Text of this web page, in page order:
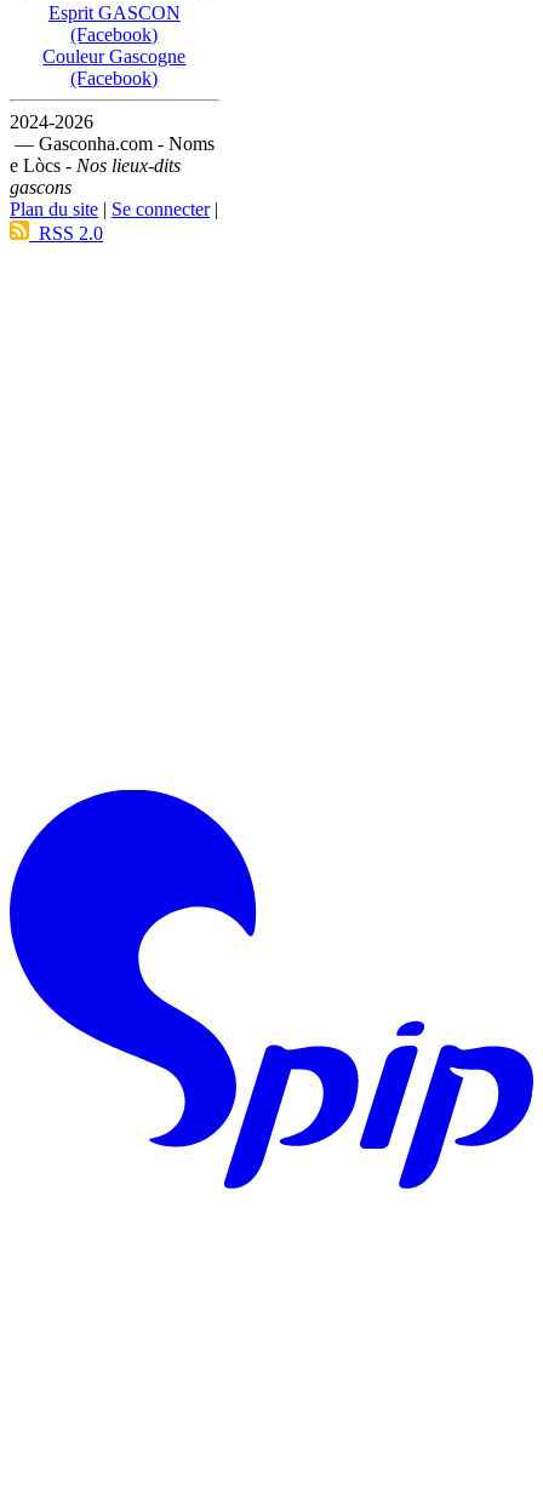
Esprit GASCON
(Facebook)
Couleur Gascogne
(Facebook)
2024-2026
— Gasconha.com - Noms
e Lòcs - Nos lieux-dits
gascons
Plan du site | Se connecter|
RSS 2.0